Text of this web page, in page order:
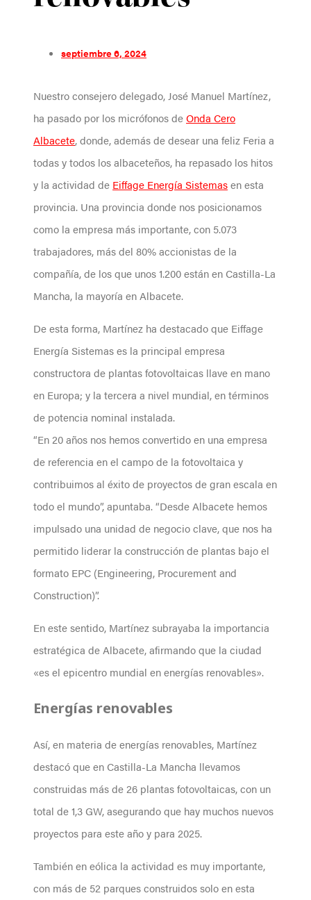
septiembre 6, 2024
Nuestro consejero delegado, José Manuel Martínez,
ha pasado por los micrófonos deOnda Cero
Albacete, donde, además de desear una feliz Feria a
todas y todos los albaceteños, ha repasado los hitos
y la actividad de Eiffage Energía Sistemasen esta
provincia. Una provincia donde nos posicionamos
como la empresa más importante, con 5.073
trabajadores, más del 80% accionistas de la
compañía, de los que unos 1.200 están en Castilla-La
Mancha, la mayoría en Albacete.
De esta forma, Martínez ha destacado que Eiffage
Energía Sistemas es la principal empresa
constructora de plantas fotovoltaicas llave en mano
en Europa; y la tercera a nivel mundial, en términos
de potencia nominal instalada.
“En 20 años nos hemos convertido en una empresa
de referencia en el campo de la fotovoltaica y
contribuimos al éxito de proyectos de gran escala en
todo el mundo”, apuntaba. “Desde Albacete hemos
impulsado una unidad de negocio clave, que nos ha
permitido liderar la construcción de plantas bajo el
formato EPC (Engineering, Procurement and
Construction)”.
En este sentido, Martínez subrayaba la importancia
estratégica de Albacete, afirmando que la ciudad
«es el epicentro mundial en energías renovables».
Energías renovables
Así, en materia de energías renovables, Martínez
destacó que en Castilla-La Mancha llevamos
construidas más de 26 plantas fotovoltaicas, con un
total de 1,3 GW, asegurando que hay muchos nuevos
proyectos para este año y para 2025.
También en eólica la actividad es muy importante,
con más de 52 parques construidos solo en esta